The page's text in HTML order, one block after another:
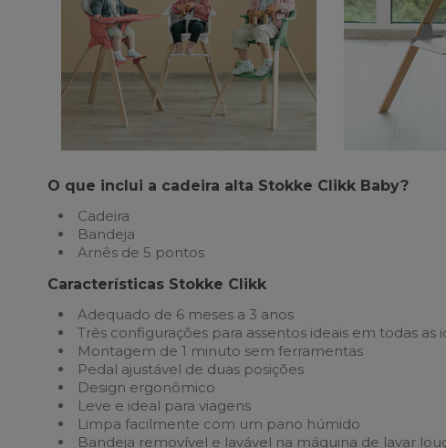
O que inclui a cadeira alta Stokke Clikk Baby?
Cadeira
Bandeja
Arnês de 5 pontos
Características Stokke Clikk
Adequado de 6 meses a 3 anos
Três configurações para assentos ideais em todas as
Montagem de 1 minuto sem ferramentas
Pedal ajustável de duas posições
Design ergonômico
Leve e ideal para viagens
Limpa facilmente com um pano húmido
Bandeja removível e lavável na máquina de lavar